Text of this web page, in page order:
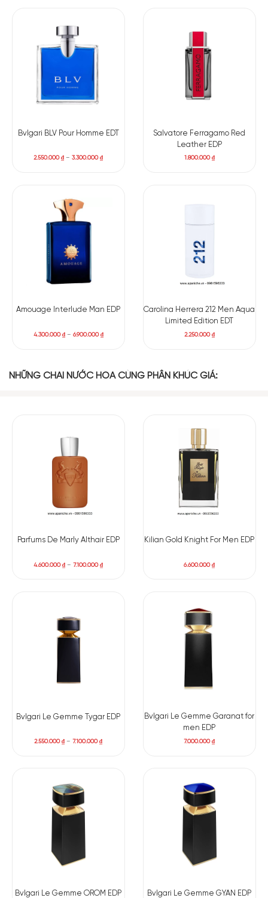
Bvlgari BLV Pour Homme EDT
2.550.000₫ –3.300.000₫
Salvatore Ferragamo Red
Leather EDP
1.800.000₫
Amouage Interlude Man EDP
4.300.000₫– 6.900.000₫
Carolina Herrera 212 Men Aqua
Limited Edition EDT
2.250.000₫
NHỮNG CHAI NƯỚC HOA CÙNG PHÂN KHÚC GIÁ:
Parfums De Marly Althair EDP
4.600.000₫ –7.100.000₫
Kilian Gold Knight For Men EDP
6.600.000₫
Bvlgari Le Gemme Tygar EDP
2.550.000₫ –7.100.000₫
Bvlgari Le Gemme Garanat for
men EDP
7.000.000₫
Bvlgari Le Gemme OROM EDP Bvlgari Le Gemme GYAN EDP